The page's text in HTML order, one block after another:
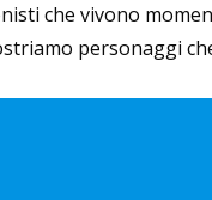
che vivono
personaggi